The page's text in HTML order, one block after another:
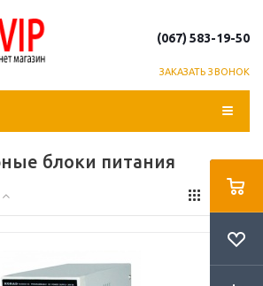
(067) 583-19-50
ЗАКАЗАТЬ ЗВОНОК
блоки питания